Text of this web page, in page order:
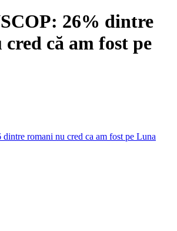
26% dintre
că am fost pe